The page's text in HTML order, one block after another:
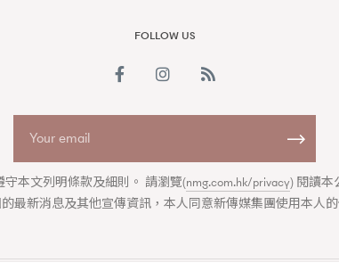
privacy) 閱讀本
FOLLOW US
本文列明條款及細則。 請瀏覽(nmg.com.hk/privacy) 閱讀本
最新消息及其他宣傳資訊，本人同意新傳媒集團使用本人